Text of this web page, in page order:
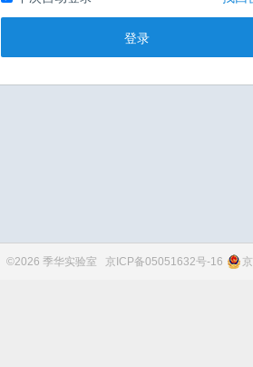
登录
©2026 季华实验室 京ICP备05051632号-16